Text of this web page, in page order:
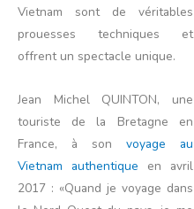
Vietnam sont de véritables
prouesses techniques et
offrent un spectacle unique.
Jean Michel QUINTON, une
touriste de la Bretagne en
France, à son voyage au
Vietnam authentique en avril
2017 : «Quand je voyage dans